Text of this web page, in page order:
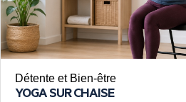
Détente et Bien-être
YOGA SUR CHAISE